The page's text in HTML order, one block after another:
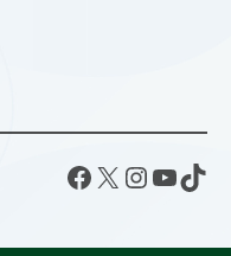
Facebook X InstagramYouTube TikTok